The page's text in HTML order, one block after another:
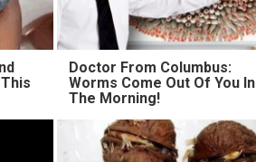
Doctor From Columbus:
Worms Come Out Of You In
The Morning!